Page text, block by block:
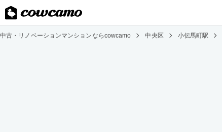
中古・リノベーションマンションならcowcamo 中央区 小伝馬町駅